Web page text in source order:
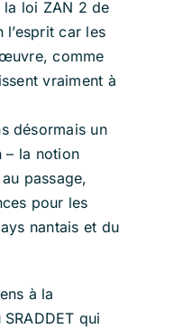
la loi ZAN 2 de
car les
comme
vraiment à
désormais un
– la notion
passage,
pour les
nantais et du
à la
qui